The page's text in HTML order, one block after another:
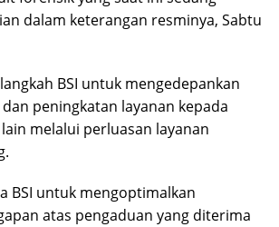
dalam keterangan resminya, Sabtu
BSI untuk mengedepankan
peningkatan layanan kepada
melalui perluasan layanan
BSI untuk mengoptimalkan
atas pengaduan yang diterima